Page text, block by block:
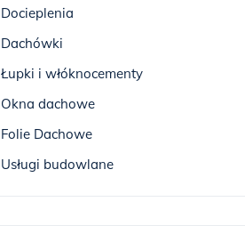
Docieplenia
Dachówki
Łupki i włóknocementy
Okna dachowe
Folie Dachowe
Usługi budowlane